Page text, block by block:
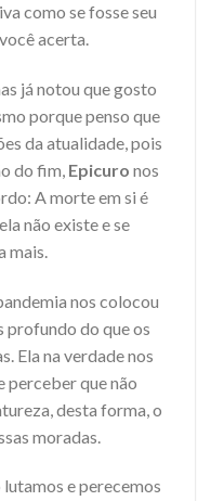
como se fosse seu
acerta.
já notou que gosto
porque penso que
da atualidade, pois
do fim, Epicuro nos
A morte em si é
não existe e se
mais.
nos colocou
profundo do que os
Ela na verdade nos
perceber que não
desta forma, o
moradas.
e perecemos